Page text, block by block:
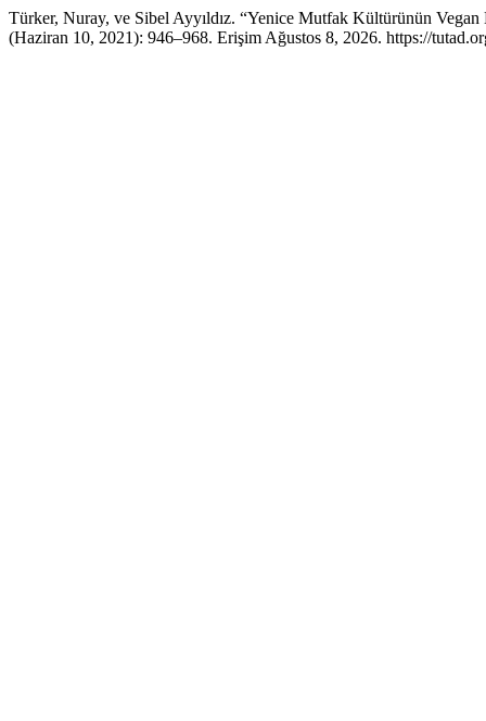
Türker, Nuray, ve Sibel Ayyıldız. “Yenice Mutfak Kültürünün
(Haziran 10, 2021): 946–968. Erişim Ağustos 8, 2026. https://